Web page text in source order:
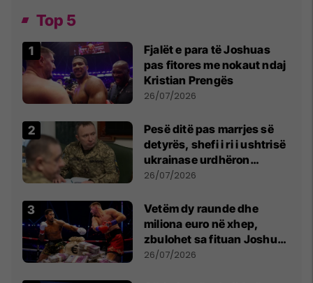
Top 5
Fjalët e para të Joshuas
pas fitores me nokaut ndaj
Kristian Prengës
26/07/2026
Pesë ditë pas marrjes së
detyrës, shefi i ri i ushtrisë
ukrainase urdhëron
kontroll të madh
26/07/2026
Vetëm dy raunde dhe
miliona euro në xhep,
zbulohet sa fituan Joshua
e Prenga
26/07/2026